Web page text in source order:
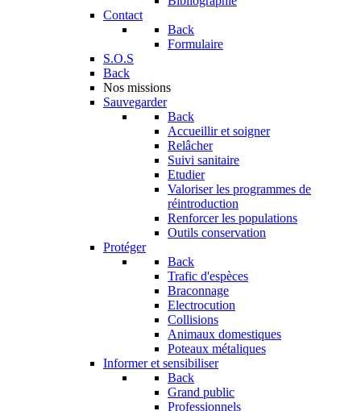
Contact
Back
Formulaire
S.O.S
Back
Nos missions
Sauvegarder
Back
Accueillir et soigner
Relâcher
Suivi sanitaire
Etudier
Valoriser les programmes de
réintroduction
Renforcer les populations
Outils conservation
Protéger
Back
Trafic d'espèces
Braconnage
Electrocution
Collisions
Animaux domestiques
Poteaux métaliques
Informer et sensibiliser
Back
Grand public
Professionnels